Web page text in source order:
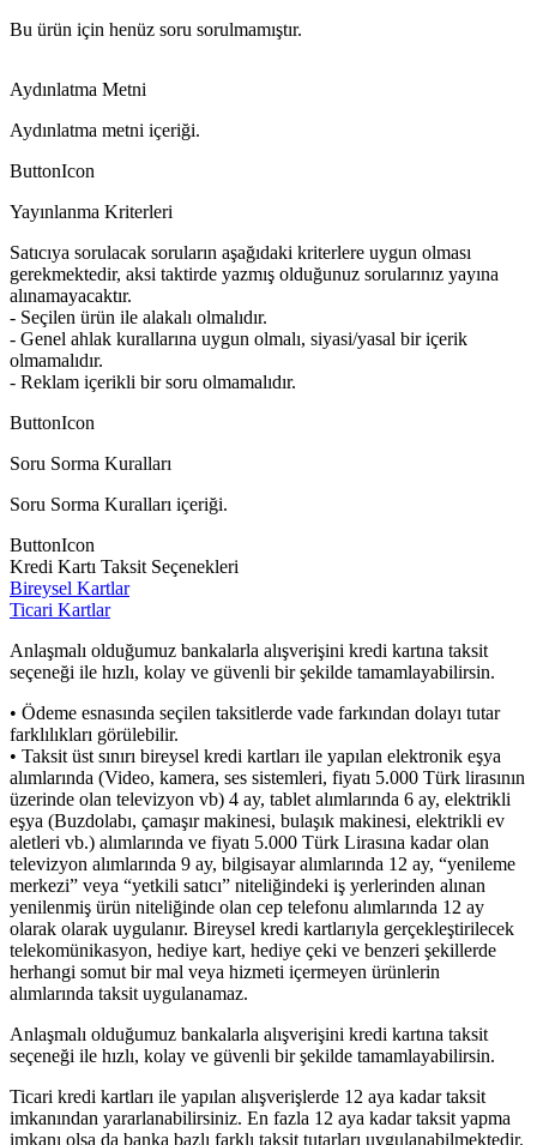
Bu ürün için henüz soru sorulmamıştır.
Aydınlatma Metni
Aydınlatma metni içeriği.
ButtonIcon
Yayınlanma Kriterleri
Satıcıya sorulacak soruların aşağıdaki kriterlere uygun olması
gerekmektedir, aksi taktirde yazmış olduğunuz sorularınız yayına
alınamayacaktır.
- Seçilen ürün ile alakalı olmalıdır.
- Genel ahlak kurallarına uygun olmalı, siyasi/yasal bir içerik
olmamalıdır.
- Reklam içerikli bir soru olmamalıdır.
ButtonIcon
Soru Sorma Kuralları
Soru Sorma Kuralları içeriği.
ButtonIcon
Kredi Kartı Taksit Seçenekleri
Bireysel Kartlar
Ticari Kartlar
Anlaşmalı olduğumuz bankalarla alışverişini kredi kartına taksit
seçeneği ile hızlı, kolay ve güvenli bir şekilde tamamlayabilirsin.
• Ödeme esnasında seçilen taksitlerde vade farkından dolayı tutar
farklılıkları görülebilir.
• Taksit üst sınırı bireysel kredi kartları ile yapılan elektronik eşya
alımlarında (Video, kamera, ses sistemleri, fiyatı 5.000 Türk lirasının
üzerinde olan televizyon vb) 4 ay, tablet alımlarında 6 ay, elektrikli
eşya (Buzdolabı, çamaşır makinesi, bulaşık makinesi, elektrikli ev
aletleri vb.) alımlarında ve fiyatı 5.000 Türk Lirasına kadar olan
televizyon alımlarında 9 ay, bilgisayar alımlarında 12 ay, “yenileme
merkezi” veya “yetkili satıcı” niteliğindeki iş yerlerinden alınan
yenilenmiş ürün niteliğinde olan cep telefonu alımlarında 12 ay
olarak olarak uygulanır. Bireysel kredi kartlarıyla gerçekleştirilecek
telekomünikasyon, hediye kart, hediye çeki ve benzeri şekillerde
herhangi somut bir mal veya hizmeti içermeyen ürünlerin
alımlarında taksit uygulanamaz.
Anlaşmalı olduğumuz bankalarla alışverişini kredi kartına taksit
seçeneği ile hızlı, kolay ve güvenli bir şekilde tamamlayabilirsin.
Ticari kredi kartları ile yapılan alışverişlerde 12 aya kadar taksit
imkanından yararlanabilirsiniz. En fazla 12 aya kadar taksit yapma
imkanı olsa da banka bazlı farklı taksit tutarları uygulanabilmektedir.